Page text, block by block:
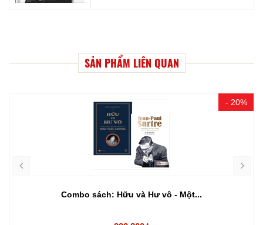
SẢN PHẨM LIÊN QUAN
- 20%
Combo sách: Hữu và Hư vô - Một...